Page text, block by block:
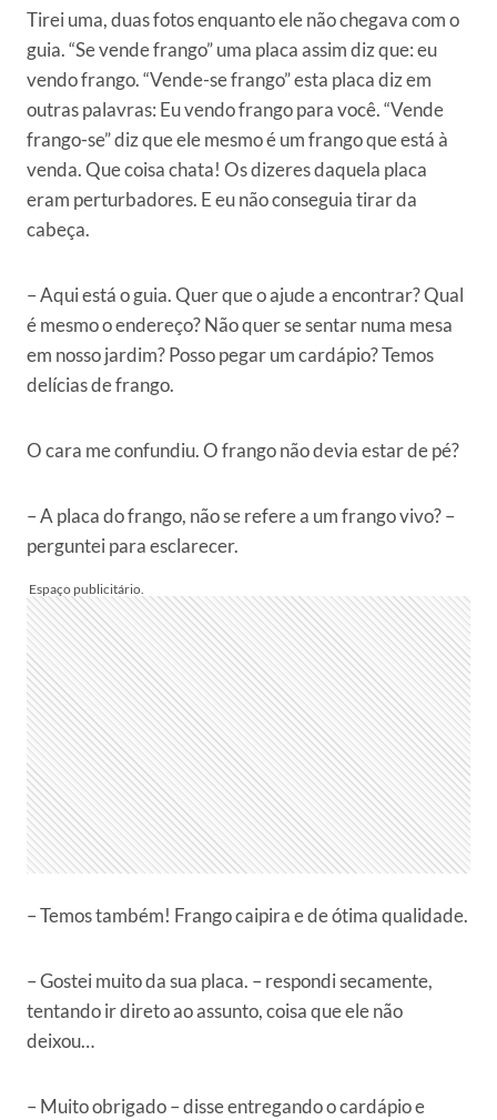
Tirei uma, duas fotos enquanto ele não chegava com o
guia. “Se vende frango” uma placa assim diz que: eu
vendo frango. “Vende-se frango” esta placa diz em
outras palavras: Eu vendo frango para você. “Vende
frango-se” diz que ele mesmo é um frango que está à
venda. Que coisa chata! Os dizeres daquela placa
eram perturbadores. E eu não conseguia tirar da
cabeça.
– Aqui está o guia. Quer que o ajude a encontrar? Qual
é mesmo o endereço? Não quer se sentar numa mesa
em nosso jardim? Posso pegar um cardápio? Temos
delícias de frango.
O cara me confundiu. O frango não devia estar de pé?
– A placa do frango, não se refere a um frango vivo? –
perguntei para esclarecer.
– Temos também! Frango caipira e de ótima qualidade.
– Gostei muito da sua placa. – respondi secamente,
tentando ir direto ao assunto, coisa que ele não
deixou…
– Muito obrigado – disse entregando o cardápio e